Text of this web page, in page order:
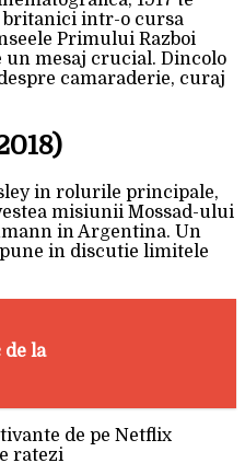
britanici intr-o cursa
Primului Razboi
mesaj crucial. Dincolo
camaraderie, curaj
in rolurile principale,
misiunii Mossad-ului
in Argentina. Un
in discutie limitele
la